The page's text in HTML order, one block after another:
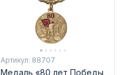
Артикул: 88707
Медаль «80 лет Победы